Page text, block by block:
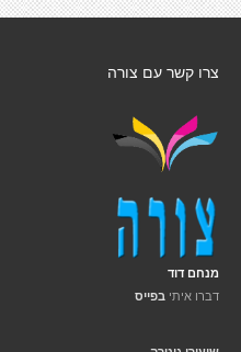
צרו קשר עם צורה
מנחם דוד
דברו איתי בפייס